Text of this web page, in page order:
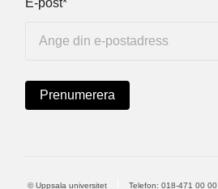
E-post*
© Uppsala universitet Telefon: 018-471 00 00